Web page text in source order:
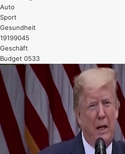
Auto
Sport
Gesundheit
19199045
Geschäft
Budget 0533